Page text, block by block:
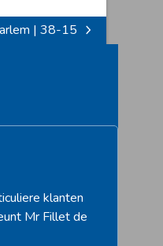
| 38-15
klanten
Mr Fillet de